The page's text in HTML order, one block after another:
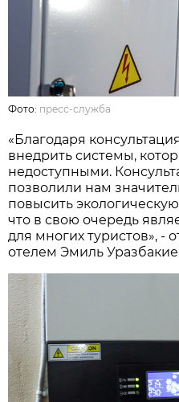
Фото: пресс-служба
«Благодаря
внедрить системы,
недоступными.
позволили нам
повысить
что в свою очередь
для многих туристов», -
отелем Эмиль